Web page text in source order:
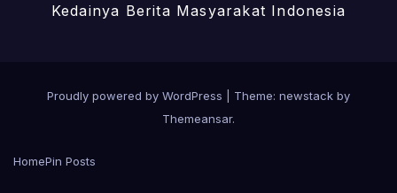
Kedainya Berita Masyarakat Indonesia
Proudly powered by WordPress
Theme: newstack by
Themeansar.
HomePin Posts